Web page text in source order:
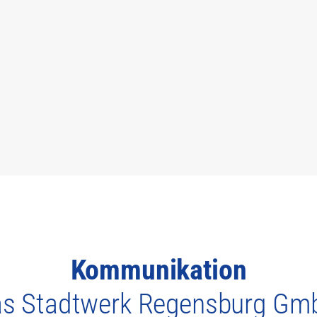
Kommunikation
Stadtwerk Regensburg